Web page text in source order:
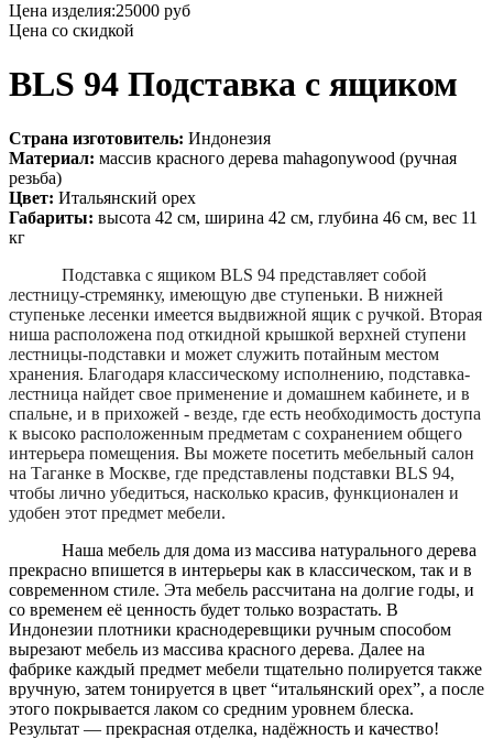
Цена изделия:25000 руб
Цена со скидкой
BLS 94 Подставка с ящиком
Страна изготовитель: Индонезия
Материал: массив красного дерева mahagonywood (ручная
резьба)
Цвет: Итальянский орех
Габариты: высота 42 см, ширина 42 см, глубина 46 см, вес 11
кг
Подставка с ящиком BLS 94 представляет собой
лестницу-стремянку, имеющую две ступеньки. В нижней
ступеньке лесенки имеется выдвижной ящик с ручкой. Вторая
ниша расположена под откидной крышкой верхней ступени
лестницы-подставки и может служить потайным местом
хранения. Благодаря классическому исполнению, подставка-
лестница найдет свое применение и домашнем кабинете, и в
спальне, и в прихожей - везде, где есть необходимость доступа
к высоко расположенным предметам с сохранением общего
интерьера помещения. Вы можете посетить мебельный салон
на Таганке в Москве, где представлены подставки BLS 94,
чтобы лично убедиться, насколько красив, функционален и
удобен этот предмет мебели.
Наша мебель для дома из массива натурального дерева
прекрасно впишется в интерьеры как в классическом, так и в
современном стиле. Эта мебель рассчитана на долгие годы, и
со временем её ценность будет только возрастать. В
Индонезии плотники краснодеревщики ручным способом
вырезают мебель из массива красного дерева. Далее на
фабрике каждый предмет мебели тщательно полируется также
вручную, затем тонируется в цвет “итальянский орех”, а после
этого покрывается лаком со средним уровнем блеска.
Результат — прекрасная отделка, надёжность и качество!